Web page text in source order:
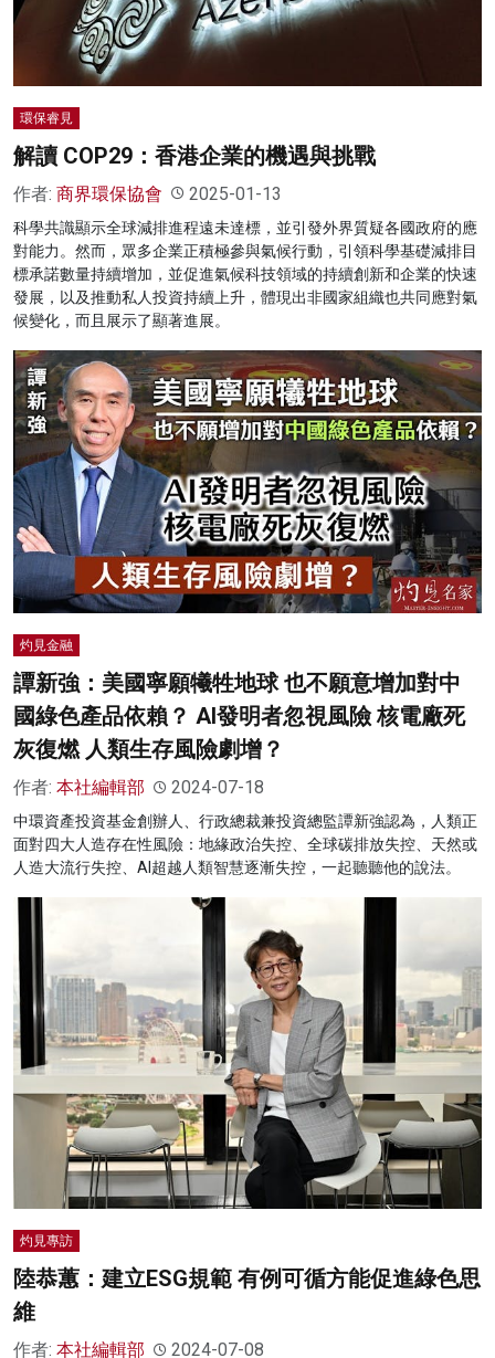
環保睿見
解讀 COP29：香港企業的機遇與挑戰
作者: 商界環保協會 2025-01-13
科學共識顯示全球減排進程遠未達標，並引發外界質疑各國政府的應
對能力。然而，眾多企業正積極參與氣候行動，引領科學基礎減排目
標承諾數量持續增加，並促進氣候科技領域的持續創新和企業的快速
發展，以及推動私人投資持續上升，體現出非國家組織也共同應對氣
候變化，而且展示了顯著進展。
灼見金融
譚新強：美國寧願犧牲地球 也不願意增加對中
國綠色產品依賴？ AI發明者忽視風險 核電廠死
灰復燃 人類生存風險劇增？
作者: 本社編輯部 2024-07-18
中環資產投資基金創辦人、行政總裁兼投資總監譚新強認為，人類正
面對四大人造存在性風險：地緣政治失控、全球碳排放失控、天然或
人造大流行失控、AI超越人類智慧逐漸失控，一起聽聽他的說法。
灼見專訪
陸恭蕙：建立ESG規範 有例可循方能促進綠色思
維
作者: 本社編輯部 2024-07-08